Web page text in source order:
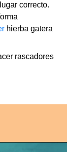
correcto.
hierba gatera
rascadores